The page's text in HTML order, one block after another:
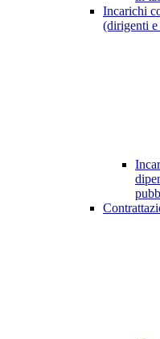
Incarichi
(dirigenti